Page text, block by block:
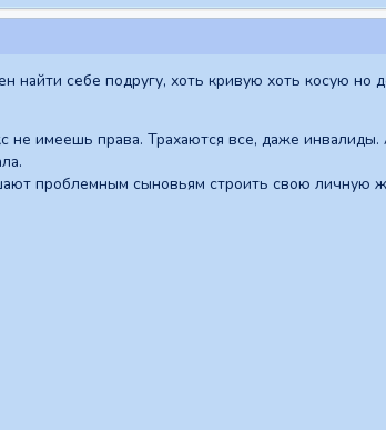
себе подругу, хоть кривую хоть косую но
имеешь права. Трахаются все, даже инвалиды.
проблемным сыновьям строить свою личную